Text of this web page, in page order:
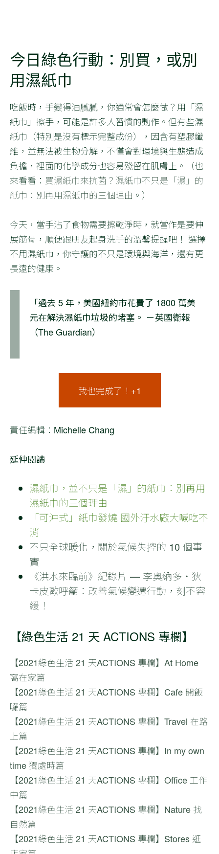
今日綠色行動：別買，或別
用濕紙巾
吃飯時，手變得油膩膩，你通常會怎麼做？用「濕
紙巾」擦手，可能是許多人習慣的動作。但有些濕
紙巾（特別是沒有標示完整成份），因含有塑膠纖
維，並無法被生物分解，不僅會對環境與生態造成
負擔，裡面的化學成分也容易殘留在肌膚上。（也
來看看： 買濕紙巾來抗菌？濕紙巾不只是「濕」的
紙巾：別再用濕紙巾的三個理由 。）
今天，當手沾了食物需要擦乾淨時，就當作是要伸
展筋骨，順便跟朋友起身洗手的溫馨提醒吧！ 選擇
不用濕紙巾，你守護的不只是環境與海洋，還有更
長遠的健康。
「過去 5 年，美國紐約市花費了 1800 萬美
元在解決濕紙巾垃圾的堵塞。 －英國衛報
（The Guardian）
我也完成了！+1
責任編輯：Michelle Chang
延伸閱讀
濕紙巾，並不只是「濕」的紙巾：別再用
濕紙巾的三個理由
「可沖式」紙巾發燒 國外汙水廠大喊吃不
消
不只全球暖化，關於氣候失控的 10 個事
實
《洪水來臨前》紀錄片 — 李奧納多・狄
卡皮歐呼籲：改善氣候變遷行動，刻不容
緩！
【綠色生活 21 天 ACTIONS 專欄】
【2021綠色生活 21 天ACTIONS 專欄】At Home
窩在家篇
【2021綠色生活 21 天ACTIONS 專欄】Cafe 開飯
囉篇
【2021綠色生活 21 天ACTIONS 專欄】Travel 在路
上篇
【2021綠色生活 21 天ACTIONS 專欄】In my own
time 獨處時篇
【2021綠色生活 21 天ACTIONS 專欄】Office 工作
中篇
【2021綠色生活 21 天ACTIONS 專欄】Nature 找
自然篇
【2021綠色生活 21 天ACTIONS 專欄】Stores 逛